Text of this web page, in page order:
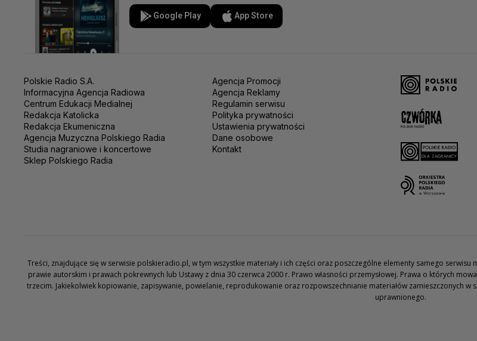
Google Play App Store
Polskie Radio S.A.
Informacyjna Agencja Radiowa
Centrum Edukacji Medialnej
Redakcja Katolicka
Redakcja Ekumeniczna
Agencja Muzyczna Polskiego Radia
Studia nagraniowe i koncertowe
Sklep Polskiego Radia
Agencja Promocji
Agencja Reklamy
Regulamin serwisu
Polityka prywatności
Ustawienia prywatności
Dane osobowe
Kontakt
Treści, znajdujące się w serwisie polskieradio.pl, w tym wszystkie materiały i ich części oraz poszczególne elementy samego
prawie autorskim i prawach pokrewnych lub Ustawy z dnia 30 czerwca 2000 r. Prawo własności przemysłowej. Prawa o których
trzecim. Jakiekolwiek kopiowanie, zapisywanie, powielanie, reprodukowanie oraz rozpowszechnianie materiałów zamieszczonych
uprawnionego.